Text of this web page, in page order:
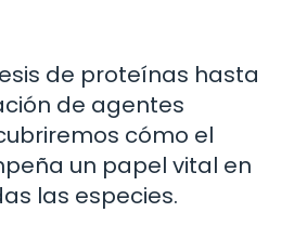
de proteínas hasta
de agentes
cómo el
un papel vital en
las especies.